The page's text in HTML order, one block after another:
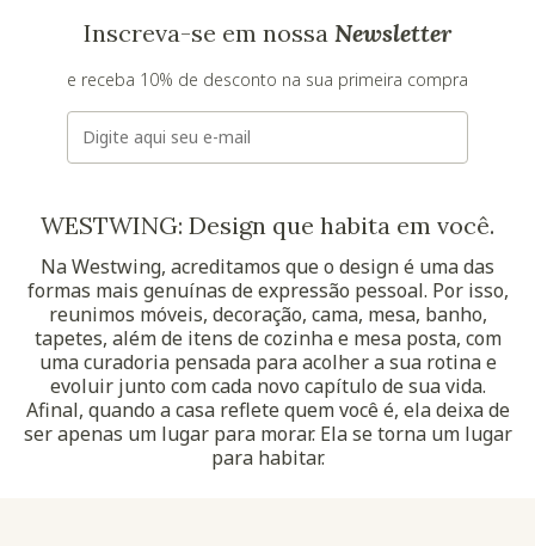
Inscreva-se em nossa Newsletter
e receba 10% de desconto na sua primeira compra
E-mail
WESTWING: Design que habita em você.
Na Westwing, acreditamos que o design é uma das
formas mais genuínas de expressão pessoal. Por isso,
reunimos móveis, decoração, cama, mesa, banho,
tapetes, além de itens de cozinha e mesa posta, com
uma curadoria pensada para acolher a sua rotina e
evoluir junto com cada novo capítulo de sua vida.
Afinal, quando a casa reflete quem você é, ela deixa de
ser apenas um lugar para morar. Ela se torna um lugar
para habitar.